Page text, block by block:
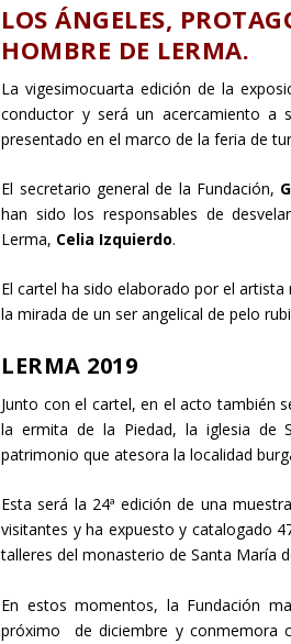
LOS ÁNGELES,
HOMBRE DE LERMA.
Lavigesimocuarta edición de la
conductor y será un acercamiento a
presentado en el marco de la feria de
El secretario general de la Fundación,
han sido los responsables de
Lerma, Celia Izquierdo.
El cartel ha sido elaborado por el
la mirada de un ser angelical de pelo
LERMA 2019
Junto con el cartel, en el acto también
la ermita de la Piedad, la iglesia de
patrimonio que atesora la localidad
Esta será la 24ª edición de una
visitantes y ha expuesto y catalogado
talleres del monasterio de Santa María
En estos momentos, la Fundación
próximo de diciembre y conmemora